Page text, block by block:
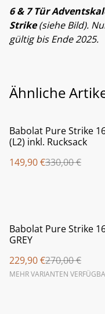
6 & 7 Tür
Strike(siehe Bild).
gültig bis Ende 2025.
Ähnliche
%
Babolat Pure Strike
(L2) inkl. Rucksack
149,90 €330,00 €
%
Babolat Pure Strike
GREY
229,90 €270,00 €
MEHR VARIANTEN